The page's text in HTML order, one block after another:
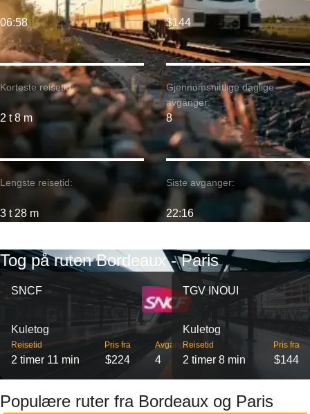
Korteste reisetid:
2 t 8 m
06:58
Lengste reisetid:
3 t 28 m
$144
Gjennomsnittlige daglige
avganger:
8
Siste avganger:
22:16
Tog på ruten Bordeaux - Paris
SNCF
Kuletog
Reisetid
2 timer 11 min
Pris fra
$224
Avganger
4
TGV INOUI
Kuletog
Reisetid
2 timer 8 min
Pris fra
$144
Populære ruter fra Bordeaux og Paris